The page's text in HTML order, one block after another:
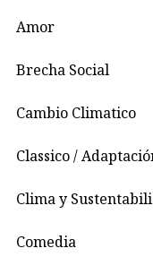
Amor
Brecha Social
Cambio Climatico
Classico /
Clima y
Comedia